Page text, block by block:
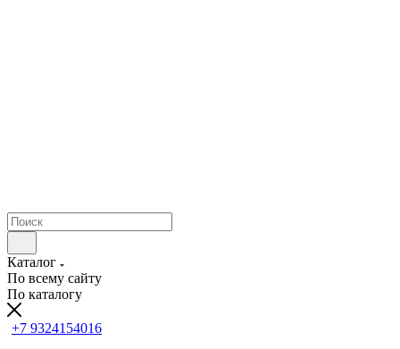
Каталог
По всему сайту
По каталогу
+7 9324154016